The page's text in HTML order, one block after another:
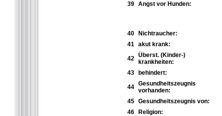
39
Angst vor Hunden:
40
Nichtraucher:
41
akut krank:
42
Überst. (Kinder-)
krankheiten:
43
behindert:
44
Gesundheitszeugnis
vorhanden:
45
Gesundheitszeugnis von:
46
Religion: